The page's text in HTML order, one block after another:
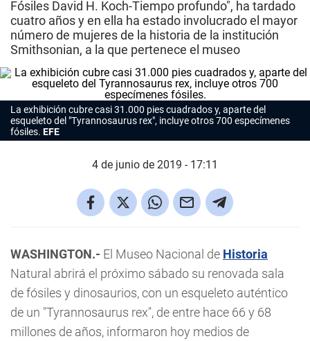
Fósiles David H. Koch-Tiempo profundo", ha tardado
cuatro años y en ella ha estado involucrado el mayor
número de mujeres de la historia de la institución
Smithsonian, a la que pertenece el museo
La exhibición cubre casi 31.000 pies cuadrados y, aparte del
esqueleto del "Tyrannosaurus rex", incluye otros 700 especímenes
fósiles. EFE
4 de junio de 2019 - 17:11
WASHINGTON.- El Museo Nacional de Historia
Natural abrirá el próximo sábado su renovada sala
de fósiles y dinosaurios, con un esqueleto auténtico
de un "Tyrannosaurus rex", de entre hace 66 y 68
millones de años, informaron hoy medios de